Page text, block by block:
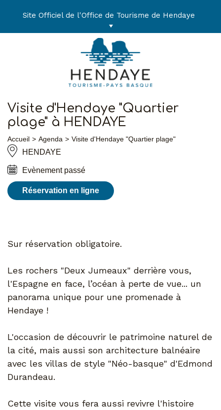
Site Officiel de l'Office de Tourisme de Hendaye
Visite d'Hendaye "Quartier
plage" à HENDAYE
Accueil Agenda Visite d'Hendaye "Quartier plage"
HENDAYE
Evènement passé
Réservation en ligne
Sur réservation obligatoire.
Les rochers "Deux Jumeaux" derrière vous,
l'Espagne en face, l’océan à perte de vue... un
panorama unique pour une promenade à
Hendaye !
L'occasion de découvrir le patrimoine naturel de
la cité, mais aussi son architecture balnéaire
avec les villas de style "Néo-basque" d'Edmond
Durandeau.
Cette visite vous fera aussi revivre l'histoire